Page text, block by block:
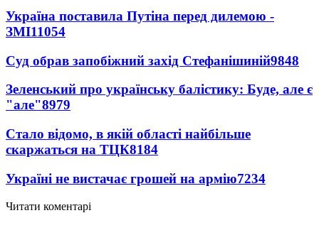
Україна поставила Путіна перед дилемою -
ЗМІ11054
Суд обрав запобіжний захід Стефанішиній9848
Зеленський про українську балістику: Буде, але є
"але"8979
Стало відомо, в якій області найбільше
скаржаться на ТЦК8184
Україні не вистачає грошей на армію7234
Читати коментарі